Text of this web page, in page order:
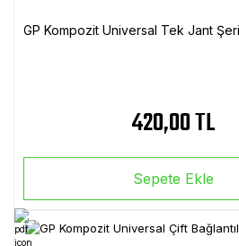
GP Kompozit Universal Tek Jant
420,00 TL
Sepete Ekle